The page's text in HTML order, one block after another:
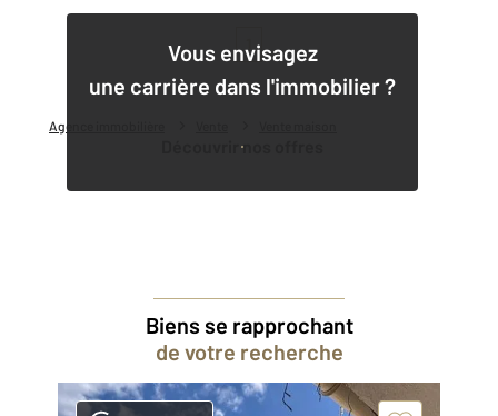
Agence immobilière
Vous envisagez
une carrière dans l'immobilier ?
Découvrir nos offres
Biens se rapprochant
de votre recherche